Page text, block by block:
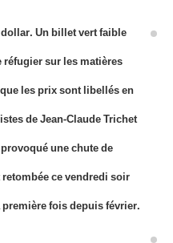
Un billet vert faible
sur les matières
les prix sont libellés en
de Jean-Claude Trichet
une chute de
ce vendredi soir
fois depuis février.